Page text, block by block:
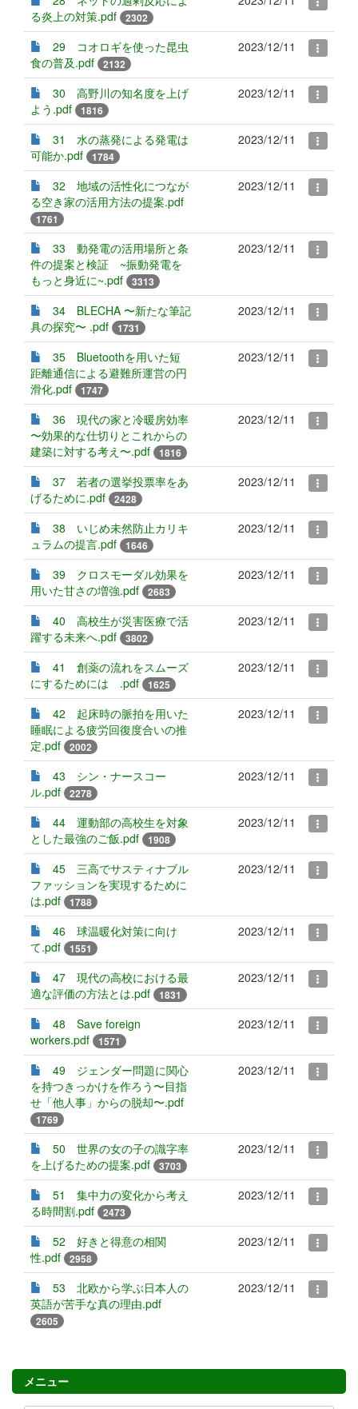
る炎上の対策.pdf
2302
29 コオロギを使った昆虫
食の普及.pdf
2132
2023/12/11
30 高野川の知名度を上げ
よう.pdf
1816
2023/12/11
31 水の蒸発による発電は
可能か.pdf
1784
2023/12/11
32 地域の活性化につなが
る空き家の活用方法の提案.pdf
1761
2023/12/11
33 動発電の活用場所と条
件の提案と検証 ~振動発電を
もっと身近に~.pdf
3313
2023/12/11
34 BLECHA 〜新たな筆記
具の探究〜 .pdf
1731
2023/12/11
35 Bluetoothを用いた短
距離通信による避難所運営の円
滑化.pdf
1747
2023/12/11
36 現代の家と冷暖房効率
〜効果的な仕切りとこれからの
建築に対する考え〜.pdf
1816
2023/12/11
37 若者の選挙投票率をあ
げるために.pdf
2428
2023/12/11
38 いじめ未然防止カリキ
ュラムの提言.pdf
1646
2023/12/11
39 クロスモーダル効果を
用いた甘さの増強.pdf
2683
2023/12/11
40 高校生が災害医療で活
躍する未来へ.pdf
3802
2023/12/11
41 創薬の流れをスムーズ
にするためには .pdf
1625
2023/12/11
42 起床時の脈拍を用いた
睡眠による疲労回復度合いの推
定.pdf
2002
2023/12/11
43 シン・ナースコー
ル.pdf
2278
2023/12/11
44 運動部の高校生を対象
とした最強のご飯.pdf
1908
2023/12/11
45 三高でサスティナブル
ファッションを実現するために
は.pdf
1788
2023/12/11
46 球温暖化対策に向け
て.pdf
1551
2023/12/11
47 現代の高校における最
適な評価の方法とは.pdf
1831
2023/12/11
48 Save foreign
workers.pdf
1571
2023/12/11
49 ジェンダー問題に関心
を持つきっかけを作ろう〜目指
せ「他人事」からの脱却〜.pdf
1769
2023/12/11
50 世界の女の子の識字率
を上げるための提案.pdf
3703
2023/12/11
51 集中力の変化から考え
る時間割.pdf
2473
2023/12/11
52 好きと得意の相関
性.pdf
2958
2023/12/11
53 北欧から学ぶ日本人の
英語が苦手な真の理由.pdf
2605
2023/12/11
メニュー